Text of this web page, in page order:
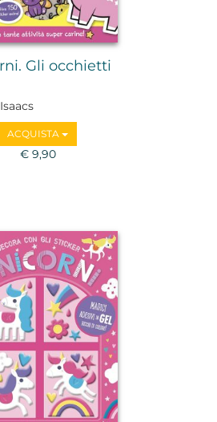
Gli occhietti
ACQUISTA
€ 9,90